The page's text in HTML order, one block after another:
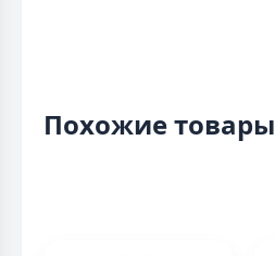
Похожие товары